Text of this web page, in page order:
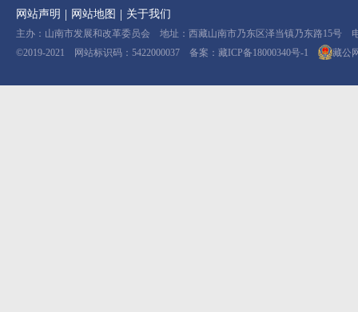
网站声明 | 网站地图 | 关于我们
主办：山南市发展和改革委员会 地址：西藏山南市乃东区泽当镇乃东路15号 电
©2019-2021 网站标识码：5422000037 备案： 藏ICP备18000340号-1 藏公